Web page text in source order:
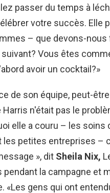
passer du temps à
votre succès. Elle
– que devons-nous
Vous êtes
avoir un cocktail?»
de son équipe, peut-
n'était pas le
elle a couru – les soins
les petites entreprises –
», dit Sheila Nix,
pendant la campagne et
«Les gens qui ont